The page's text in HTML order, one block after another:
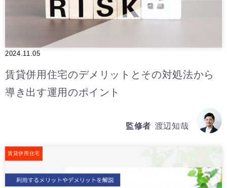
2024.11.05
賃貸併用住宅のデメリットとその対処法から
導き出す運用のポイント
監修者 渡辺知哉
賃貸併用住宅